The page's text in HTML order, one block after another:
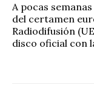
A pocas
del certamen
Radiodifusión
disco oficial con